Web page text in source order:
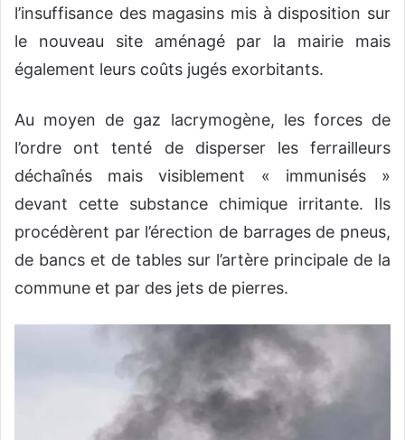
l’insuffisance des magasins mis à disposition sur
le nouveau site aménagé par la mairie mais
également leurs coûts jugés exorbitants.
Au moyen de gaz lacrymogène, les forces de
l’ordre ont tenté de disperser les ferrailleurs
déchaînés mais visiblement « immunisés »
devant cette substance chimique irritante. Ils
procédèrent par l’érection de barrages de pneus,
de bancs et de tables sur l’artère principale de la
commune et par des jets de pierres.